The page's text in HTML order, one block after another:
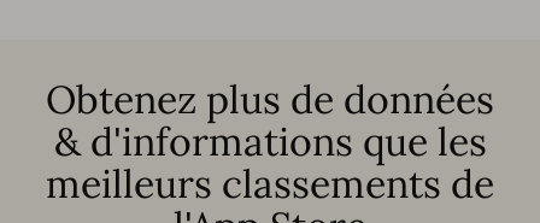
Obtenez plus de données
& d'informations que les
meilleurs classements de